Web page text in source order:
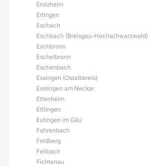
Erolzheim
Ertingen
Eschach
Eschbach (Breisgau-Hochschwarzwald)
Eschbronn
Eschelbronn
Eschenbach
Essingen (Ostalbkreis)
Esslingen am Neckar
Ettenheim
Ettlingen
Eutingen im Gäu
Fahrenbach
Feldberg
Fellbach
Fichtenau